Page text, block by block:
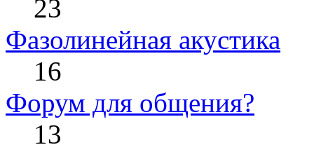
23
Фазолинейная акустика
16
Форум для общения?
13